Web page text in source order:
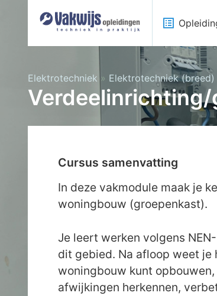
list_alt
Elektrotechniek » Elektrotechniek (breed)
Cursus samenvatting
In deze vakmodule maak je
woningbouw (groepenkast).
Je leert werken volgens
dit gebied. Na afloop weet
woningbouw kunt
afwijkingen herkennen,